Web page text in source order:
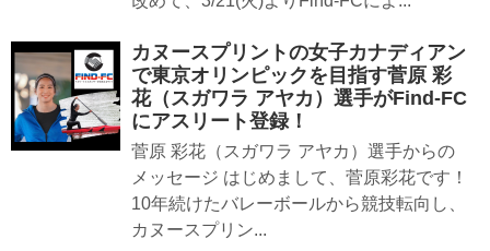
カヌースプリントの女子カナディアン
で東京オリンピックを目指す菅原 彩
花（スガワラ アヤカ）選手がFind-FC
にアスリート登録！
菅原 彩花（スガワラ アヤカ）選手からの
メッセージ はじめまして、菅原彩花です！
10年続けたバレーボールから競技転向し、
カヌースプリン...